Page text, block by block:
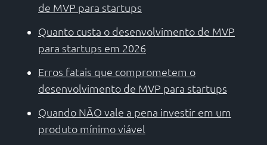
de MVP para startups
Quanto custa o desenvolvimento de MVP
para startups em 2026
Erros fatais que comprometem o
desenvolvimento de MVP para startups
Quando NÃO vale a pena investir em um
produto mínimo viável